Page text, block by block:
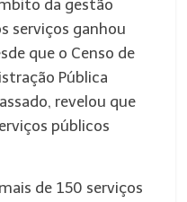
da gestão
serviços ganhou
que o Censo de
Pública
revelou que
públicos
de 150 serviços